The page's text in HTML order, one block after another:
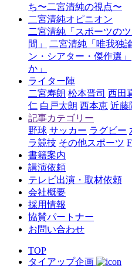
ち〜二宮清純の視点〜
二宮清純オピニオン
二宮清純「スポーツのツ
間」
二宮清純「唯我独論
ン・シアター・傑作選」
か」
ライター陣
二宮寿朗 松本晋司 西田
仁 白戸太朗 西本恵 近藤
記事カテゴリー
野球 サッカー ラグビー
ラ競技 その他スポーツ
書籍案内
講演依頼
テレビ出演・取材依頼
会社概要
採用情報
協賛パートナー
お問い合わせ
TOP
タイアップ企画